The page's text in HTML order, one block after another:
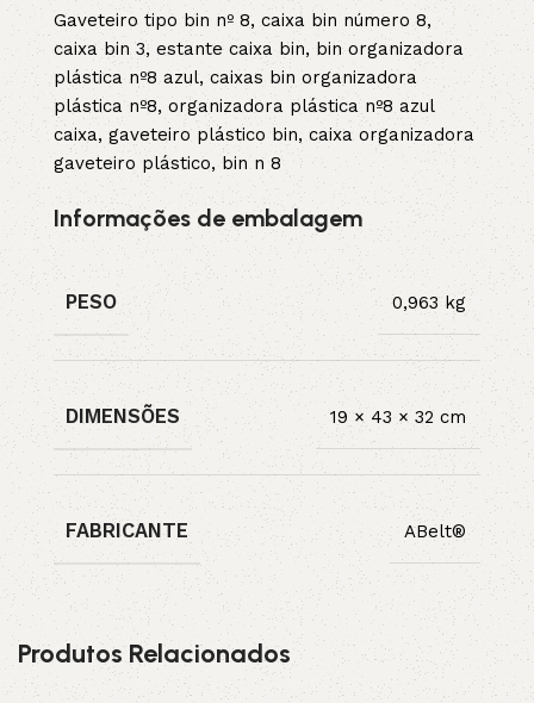
Gaveteiro tipo bin nº 8, caixa bin número 8,
caixa bin 3, estante caixa bin, bin organizadora
plástica nº8 azul, caixas bin organizadora
plástica nº8, organizadora plástica nº8 azul
caixa, gaveteiro plástico bin, caixa organizadora
gaveteiro plástico, bin n 8
Informações de embalagem
PESO 0,963 kg
DIMENSÕES 19 × 43 × 32 cm
FABRICANTE ABelt®
Produtos Relacionados